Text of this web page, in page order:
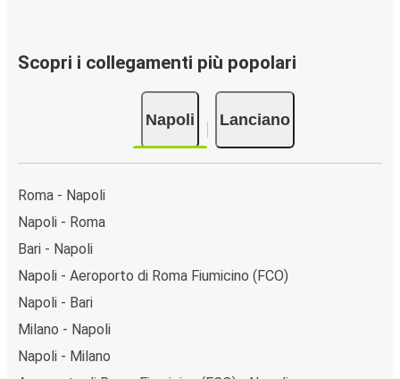
Scopri i collegamenti più popolari
Napoli Lanciano
Roma - Napoli
Napoli - Roma
Bari - Napoli
Napoli - Aeroporto di Roma Fiumicino (FCO)
Napoli - Bari
Milano - Napoli
Napoli - Milano